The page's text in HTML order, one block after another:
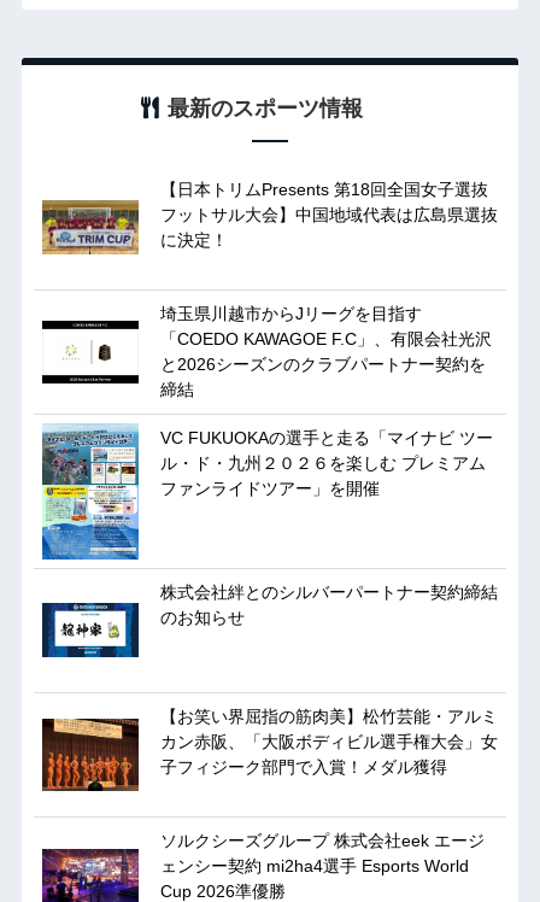
最新のスポーツ情報
【日本トリムPresents 第18回全国女子選抜
フットサル大会】中国地域代表は広島県選抜
に決定！
埼玉県川越市からJリーグを目指す
「COEDO KAWAGOE F.C」、有限会社光沢
と2026シーズンのクラブパートナー契約を
締結
VC FUKUOKAの選手と走る「マイナビ ツー
ル・ド・九州２０２６を楽しむ プレミアム
ファンライドツアー」を開催
株式会社絆とのシルバーパートナー契約締結
のお知らせ
【お笑い界屈指の筋肉美】松竹芸能・アルミ
カン赤阪、「大阪ボディビル選手権大会」女
子フィジーク部門で入賞！メダル獲得
ソルクシーズグループ 株式会社eek エージ
ェンシー契約 mi2ha4選手 Esports World
Cup 2026準優勝